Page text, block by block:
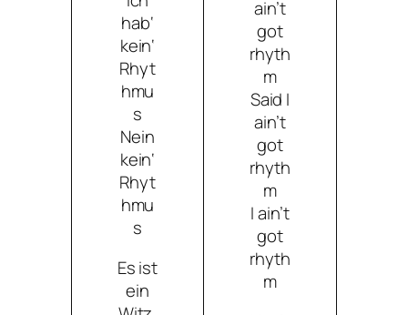
hab‘
kein‘
Rhyt
hmu
s
Nein
kein‘
Rhyt
hmu
s
Es ist
ein
ain’t
got
rhyth
m
Said I
ain’t
got
rhyth
m
I ain’t
got
rhyth
m